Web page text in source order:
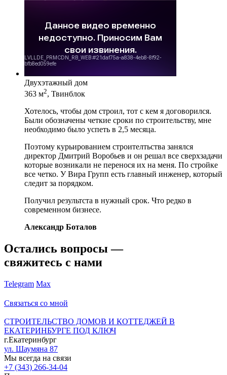
Двухэтажный дом
363 м2, Твинблок
Хотелось, чтобы дом строил, тот с кем я договорился.
Были обозначены четкие сроки по строительству, мне
необходимо было успеть в 2,5 месяца.
Поэтому курьированием строителтьства занялся
директор Дмитрий Воробьев и он решал все сверхзадачи
которые возникали не перенося их на меня. По стройке
все четко. У Вира Групп есть главный инженер, который
следит за порядком.
Получил результста в нужный срок. Что редко в
современном бизнесе.
Александр Боталов
Остались вопросы —
свяжитесь с нами
Telegram Max
Связаться со мной
СТРОИТЕЛЬСТВО ДОМОВ И КОТТЕДЖЕЙ В
ЕКАТЕРИНБУРГЕ ПОД КЛЮЧ
г.Екатеринбург
ул. Шаумяна 87
Мы всегда на связи
+7 (343) 266-34-04